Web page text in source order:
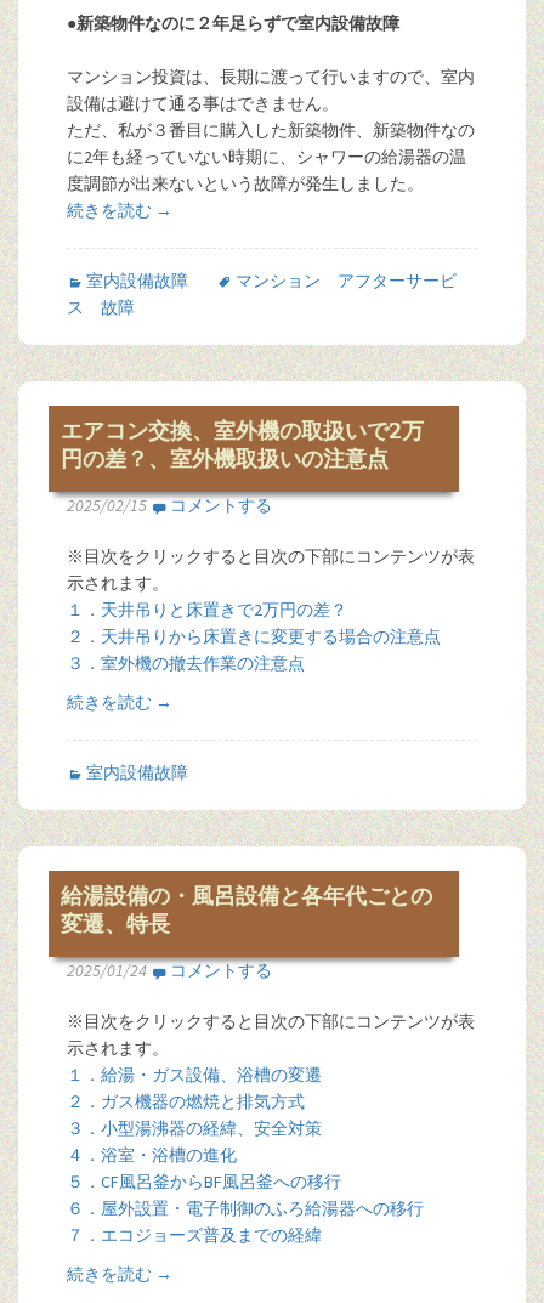
●新築物件なのに２年足らずで室内設備故障
マンション投資は、長期に渡って行いますので、室内
設備は避けて通る事はできません。
ただ、私が３番目に購入した新築物件、新築物件なの
に2年も経っていない時期に、シャワーの給湯器の温
度調節が出来ないという故障が発生しました。
続きを読む →
室内設備故障
マンション アフターサービ
ス 故障
エアコン交換、室外機の取扱いで2万
円の差？、室外機取扱いの注意点
2025/02/15 コメントする
※目次をクリックすると目次の下部にコンテンツが表
示されます。
１．天井吊りと床置きで2万円の差？
２．天井吊りから床置きに変更する場合の注意点
３．室外機の撤去作業の注意点
続きを読む →
室内設備故障
給湯設備の・風呂設備と各年代ごとの
変遷、特長
2025/01/24 コメントする
※目次をクリックすると目次の下部にコンテンツが表
示されます。
１．給湯・ガス設備、浴槽の変遷
２．ガス機器の燃焼と排気方式
３．小型湯沸器の経緯、安全対策
４．浴室・浴槽の進化
５．CF風呂釜からBF風呂釜への移行
６．屋外設置・電子制御のふろ給湯器への移行
７．エコジョーズ普及までの経緯
続きを読む →